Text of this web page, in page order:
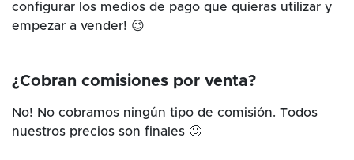
configurar los medios de pago que quieras utilizar y
empezar a vender! 😉
¿Cobran comisiones por venta?
No! No cobramos ningún tipo de comisión. Todos
nuestros precios son finales 🙂